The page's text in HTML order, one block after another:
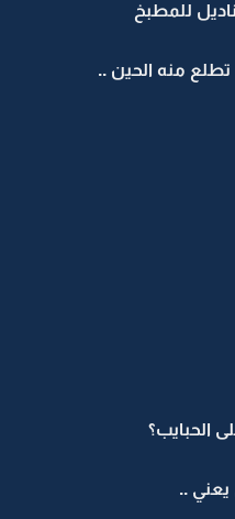
للمطبخ
تطلع منه الحين ..
الحبايب؟
يعني ..